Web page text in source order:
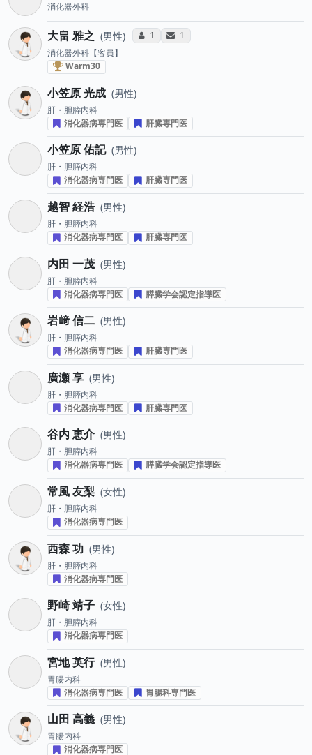
消化器外科
大畠 雅之 男性 コミュニケーション・タイプ投票数
1 サンキューレター送付数
1
消化器外科【客員】
Warm30血液がん治療医 “Warm30” (2023年)
小笠原 光成 男性
肝・胆膵内科
消化器病専門医
肝臓専門医
小笠原 佑記 男性
肝・胆膵内科
消化器病専門医
肝臓専門医
越智 経浩 男性
肝・胆膵内科
消化器病専門医
肝臓専門医
内田 一茂 男性
肝・胆膵内科
消化器病専門医
膵臓学会認定指導医
岩﨑 信二 男性
肝・胆膵内科
消化器病専門医
肝臓専門医
廣瀬 享 男性
肝・胆膵内科
消化器病専門医
肝臓専門医
谷内 恵介 男性
肝・胆膵内科
消化器病専門医
膵臓学会認定指導医
常風 友梨 女性
肝・胆膵内科
消化器病専門医
西森 功 男性
肝・胆膵内科
消化器病専門医
野崎 靖子 女性
肝・胆膵内科
消化器病専門医
宮地 英行 男性
胃腸内科
消化器病専門医
胃腸科専門医
山田 高義 男性
胃腸内科
消化器病専門医